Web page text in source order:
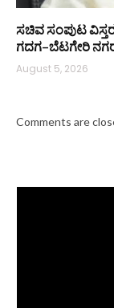
ಸಚಿವ ಸಂಪುಟ
ಗದಗ–ಬೆಟಗೇರಿ
August 5, 2026
Comments are